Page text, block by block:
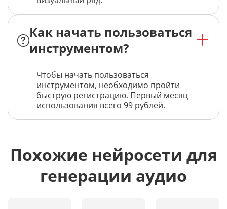
Как начать пользоваться
инструментом?
Чтобы начать пользоваться
инструментом, необходимо пройти
быструю регистрацию. Первый месяц
использования всего 99 рублей.
Похожие нейросети для
генерации аудио